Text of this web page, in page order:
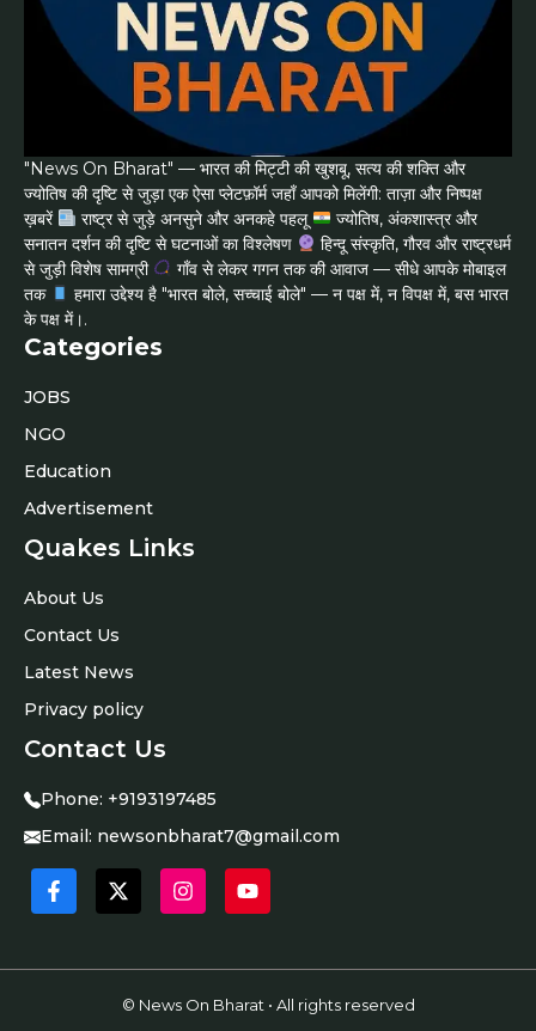
"News On Bharat" — भारत की मिट्टी की खुशबू, सत्य की शक्ति और
ज्योतिष की दृष्टि से जुड़ा एक ऐसा प्लेटफ़ॉर्म जहाँ आपको मिलेंगी: ताज़ा और निष्पक्ष
ख़बरें
राष्ट्र से जुड़े अनसुने और अनकहे पहलू
ज्योतिष, अंकशास्त्र और
सनातन दर्शन की दृष्टि से घटनाओं का विश्लेषण
हिन्दू संस्कृति, गौरव और राष्ट्रधर्म
से जुड़ी विशेष सामग्री
गाँव से लेकर गगन तक की आवाज — सीधे आपके मोबाइल
तक
हमारा उद्देश्य है "भारत बोले, सच्चाई बोले" — न पक्ष में, न विपक्ष में, बस भारत
के पक्ष में।.
Categories
JOBS
NGO
Education
Advertisement
Quakes Links
About Us
Contact Us
Latest News
Privacy policy
Contact Us
Phone: +9193197485
Email: newsonbharat7@gmail.com
© News On Bharat • All rights reserved